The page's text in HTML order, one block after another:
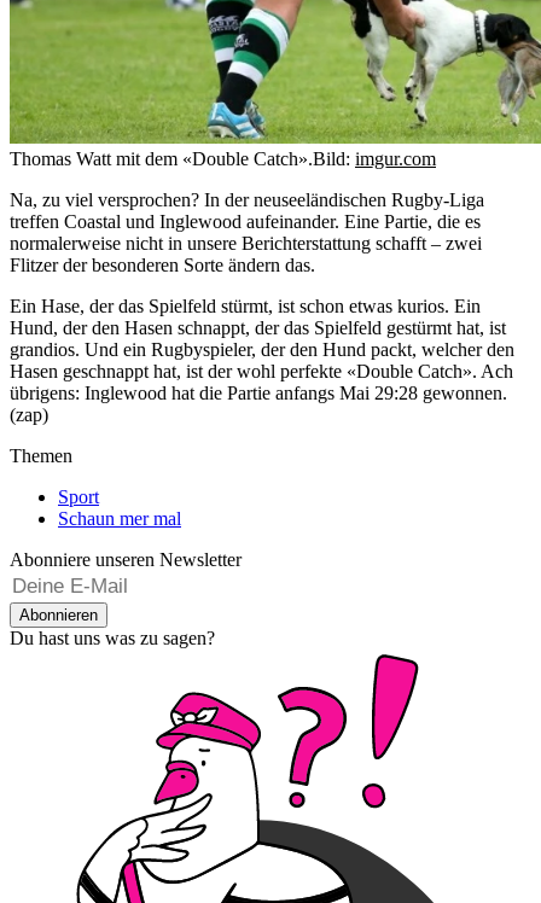
Thomas Watt mit dem «Double Catch».Bild: imgur.com
Na, zu viel versprochen? In der neuseeländischen Rugby-Liga
treffen Coastal und Inglewood aufeinander. Eine Partie, die es
normalerweise nicht in unsere Berichterstattung schafft – zwei
Flitzer der besonderen Sorte ändern das.
Ein Hase, der das Spielfeld stürmt, ist schon etwas kurios. Ein
Hund, der den Hasen schnappt, der das Spielfeld gestürmt hat, ist
grandios. Und ein Rugbyspieler, der den Hund packt, welcher den
Hasen geschnappt hat, ist der wohl perfekte «Double Catch». Ach
übrigens: Inglewood hat die Partie anfangs Mai 29:28 gewonnen.
(zap)
Themen
Sport
Schaun mer mal
Abonniere unseren Newsletter
Abonnieren
Du hast uns was zu sagen?